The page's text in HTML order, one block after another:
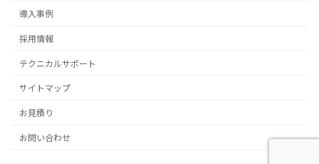
導入事例
採用情報
テクニカルサポート
サイトマップ
お見積り
お問い合わせ